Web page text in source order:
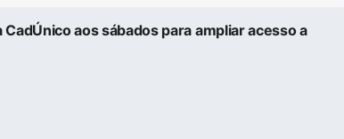
aos sábados para ampliar acesso a